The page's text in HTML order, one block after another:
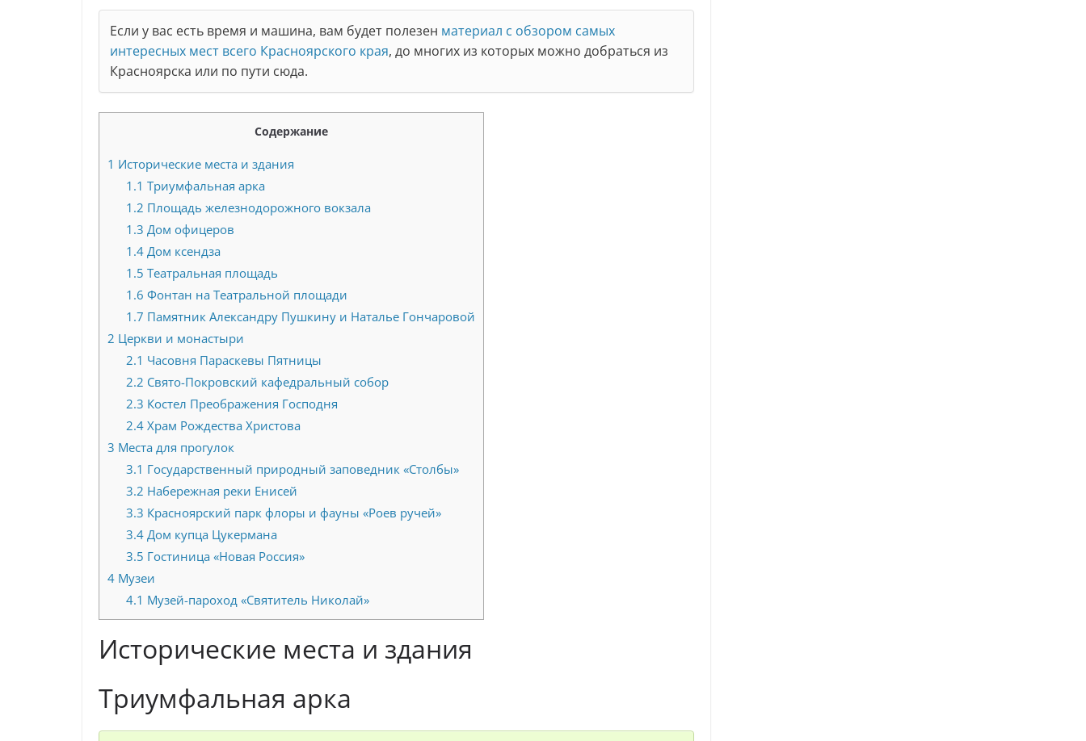
Если у вас есть время и машина, вам будет полезен материал с обзором самых
интересных мест всего Красноярского края, до многих из которых можно добраться из
Красноярска или по пути сюда.
Содержание
1 Исторические места и здания
1.1 Триумфальная арка
1.2 Площадь железнодорожного вокзала
1.3 Дом офицеров
1.4Дом ксендза
1.5 Театральная площадь
1.6 Фонтан на Театральной площади
1.7 Памятник Александру Пушкину и Наталье Гончаровой
2 Церкви и монастыри
2.1 Часовня Параскевы Пятницы
2.2 Свято-Покровский кафедральный собор
2.3 Костел Преображения Господня
2.4Храм Рождества Христова
3 Места для прогулок
3.1 Государственный природный заповедник «Столбы»
3.2 Набережная реки Енисей
3.3 Красноярский парк флоры и фауны «Роев ручей»
3.4Дом купца Цукермана
3.5 Гостиница «Новая Россия»
4 Музеи
4.1 Музей-пароход «Святитель Николай»
Исторические места и здания
Триумфальная арка